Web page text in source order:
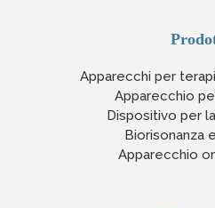
Apparecchi per
Apparecchio
Dispositivo per
Biorisonanza
Apparecchio